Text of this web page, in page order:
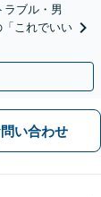
ラブル・男
これでいい
い合わせ